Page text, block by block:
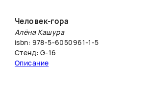
Человек-гора
Алёна Кашура
isbn: 978-5-6050961-1-5
Стенд: G-16
Описание